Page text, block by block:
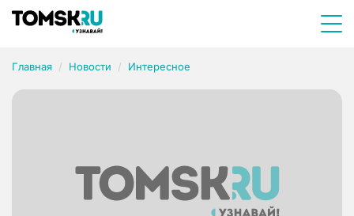
Главная Новости Интересное